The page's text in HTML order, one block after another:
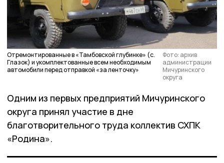
Отремонтированные в «Тамбовской глубинке» (с.
Глазок) и укомплектованные всем необходимым
автомобили перед отправкой «за ленточку»
Фото: архив
администрации
Мичуринского
округа
Одним из первых предприятий Мичуринского
округа принял участие в дне
благотворительного труда коллектив СХПК
«Родина».